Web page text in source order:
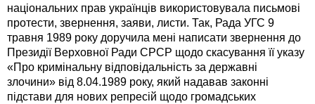
національних прав українців використовувала письмові
протести, звернення, заяви, листи. Так, Рада УГС 9
травня 1989 року доручила мені написати звернення до
Президії Верховної Ради СРСР щодо скасування її указу
«Про кримінальну відповідальність за державні
злочини» від 8.04.1989 року, який надавав законні
підстави для нових репресій щодо громадських